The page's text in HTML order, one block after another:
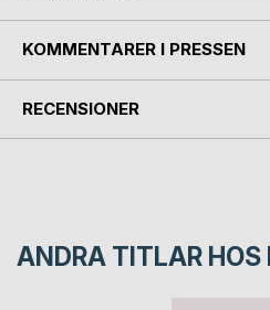
KOMMENTARER I PRESSEN
RECENSIONER
ANDRA TITLAR HOS